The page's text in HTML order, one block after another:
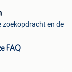
zoekopdracht en de
FAQ